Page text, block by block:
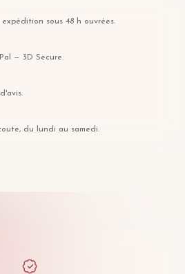
sous 48 h ouvrées.
— 3D Secure.
du lundi au samedi.